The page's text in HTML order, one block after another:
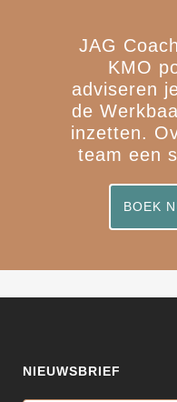
JAG
KMO
adviseren
de
inzetten.
team een
BOEK
NIEUWSBRIEF